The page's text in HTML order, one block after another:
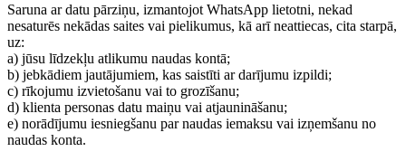
Saruna ar datu pārziņu, izmantojot WhatsApp lietotni, nekad
nesaturēs nekādas saites vai pielikumus, kā arī neattiecas, cita starpā,
uz:
a) jūsu līdzekļu atlikumu naudas kontā;
b) jebkādiem jautājumiem, kas saistīti ar darījumu izpildi;
c) rīkojumu izvietošanu vai to grozīšanu;
d) klienta personas datu maiņu vai atjaunināšanu;
e) norādījumu iesniegšanu par naudas iemaksu vai izņemšanu no
naudas konta.